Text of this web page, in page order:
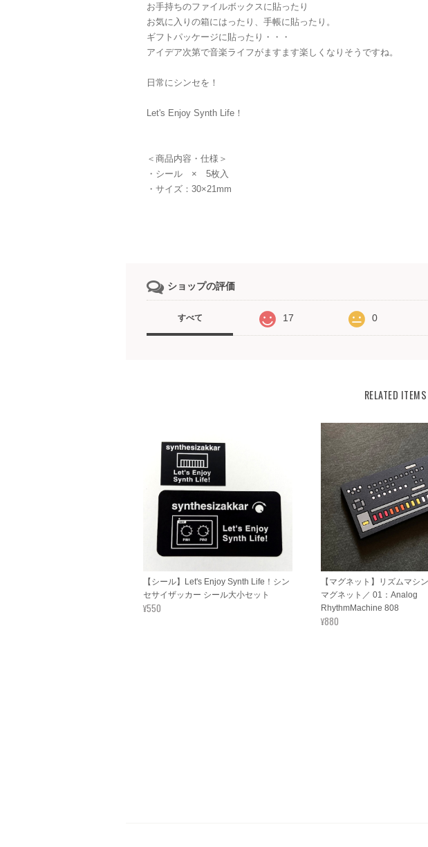
お手持ちのファイルボックスに貼ったり
お気に入りの箱にはったり、手帳に貼ったり。
ギフトパッケージに貼ったり・・・
アイデア次第で音楽ライフがますます楽しくなりそうですね。
日常にシンセを！
Let's Enjoy Synth Life！
＜商品内容・仕様＞
・シール × 5枚入
・サイズ：30×21mm
ショップの評価
すべて 17 0
RELATED ITEMS
【シール】Let's Enjoy Synth Life！シン
セサイザッカー シール大小セット
¥550
【マグネット】リズムマシ
マグネット／ 01：Analog
RhythmMachine 808
¥880